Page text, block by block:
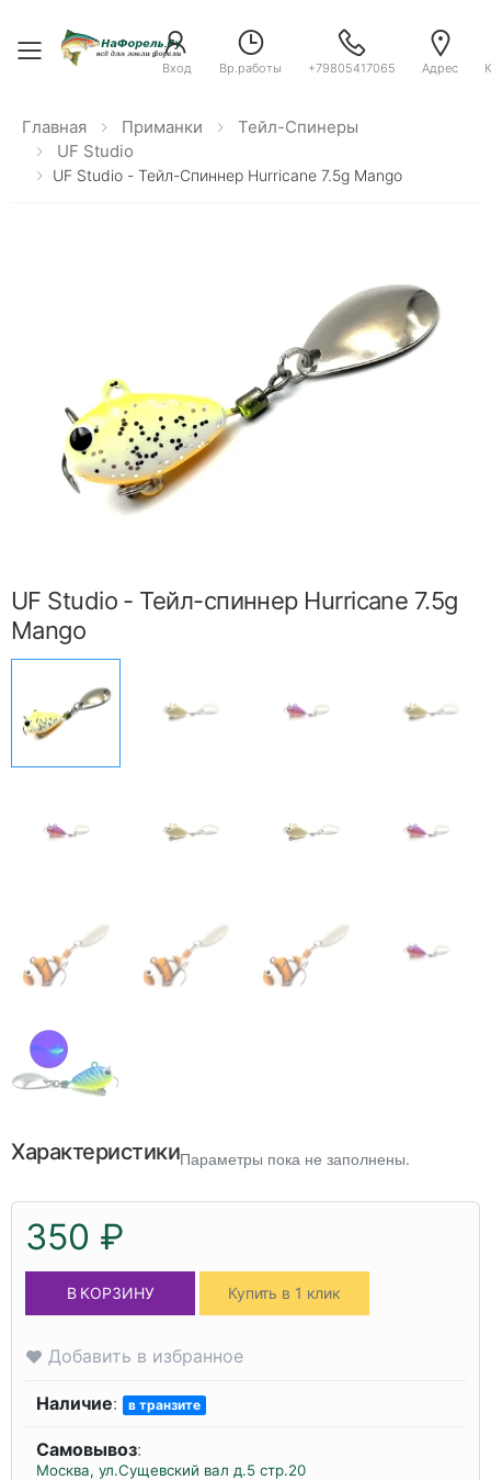
Toggle menu
Вход Вр.работы +79805417065 Адрес
Главная Приманки
Тейл-Спинеры
UF Studio
UF Studio - Тейл-Спиннер Hurricane 7.5g Mango
UF Studio - Тейл-спиннер Hurricane 7.5g
Mango
ХарактеристикиПараметры пока не заполнены.
350 ₽
В КОРЗИНУ Купить в 1 клик
Добавить в избранное
Наличие: в транзите
Самовывоз:
Москва, ул.Сущевский вал д.5 стр.20